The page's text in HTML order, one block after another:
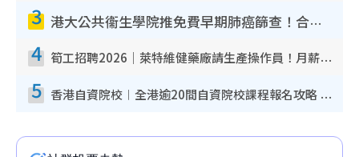
3 港大公共衞生學院推免費早期肺癌篩查！合資格人士將獲全額資助定期血液化驗／電腦斷層掃描／風險評估
4 筍工招聘2026｜萊特維健藥廠請生產操作員！月薪高達$1.7萬 冷氣廠房/五天工作/保證雙糧
5 香港自資院校︱全港逾20間自資院校課程報名攻略 留位費可退/申請日期/報名連結